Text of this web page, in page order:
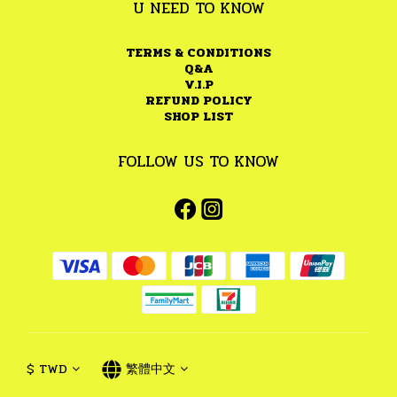
U NEED TO KNOW
TERMS & CONDITIONS
Q&A
V.I.P
REFUND POLICY
SHOP LIST
FOLLOW US TO KNOW
$ TWD 繁體中文